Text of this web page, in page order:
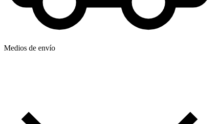
Medios de envío